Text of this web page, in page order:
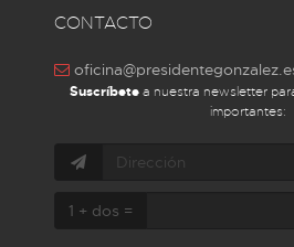
CONTACTO
Suscríbetea nuestra newsletter
importantes:
1 + dos =